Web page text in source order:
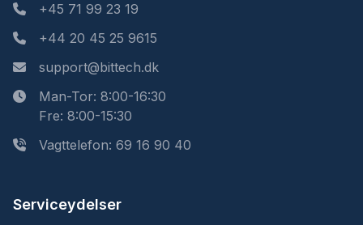
+45 71 99 23 19
+44 20 45 25 9615
support@bittech.dk
Man-Tor: 8:00-16:30
Fre: 8:00-15:30
Vagttelefon: 69 16 90 40
Serviceydelser